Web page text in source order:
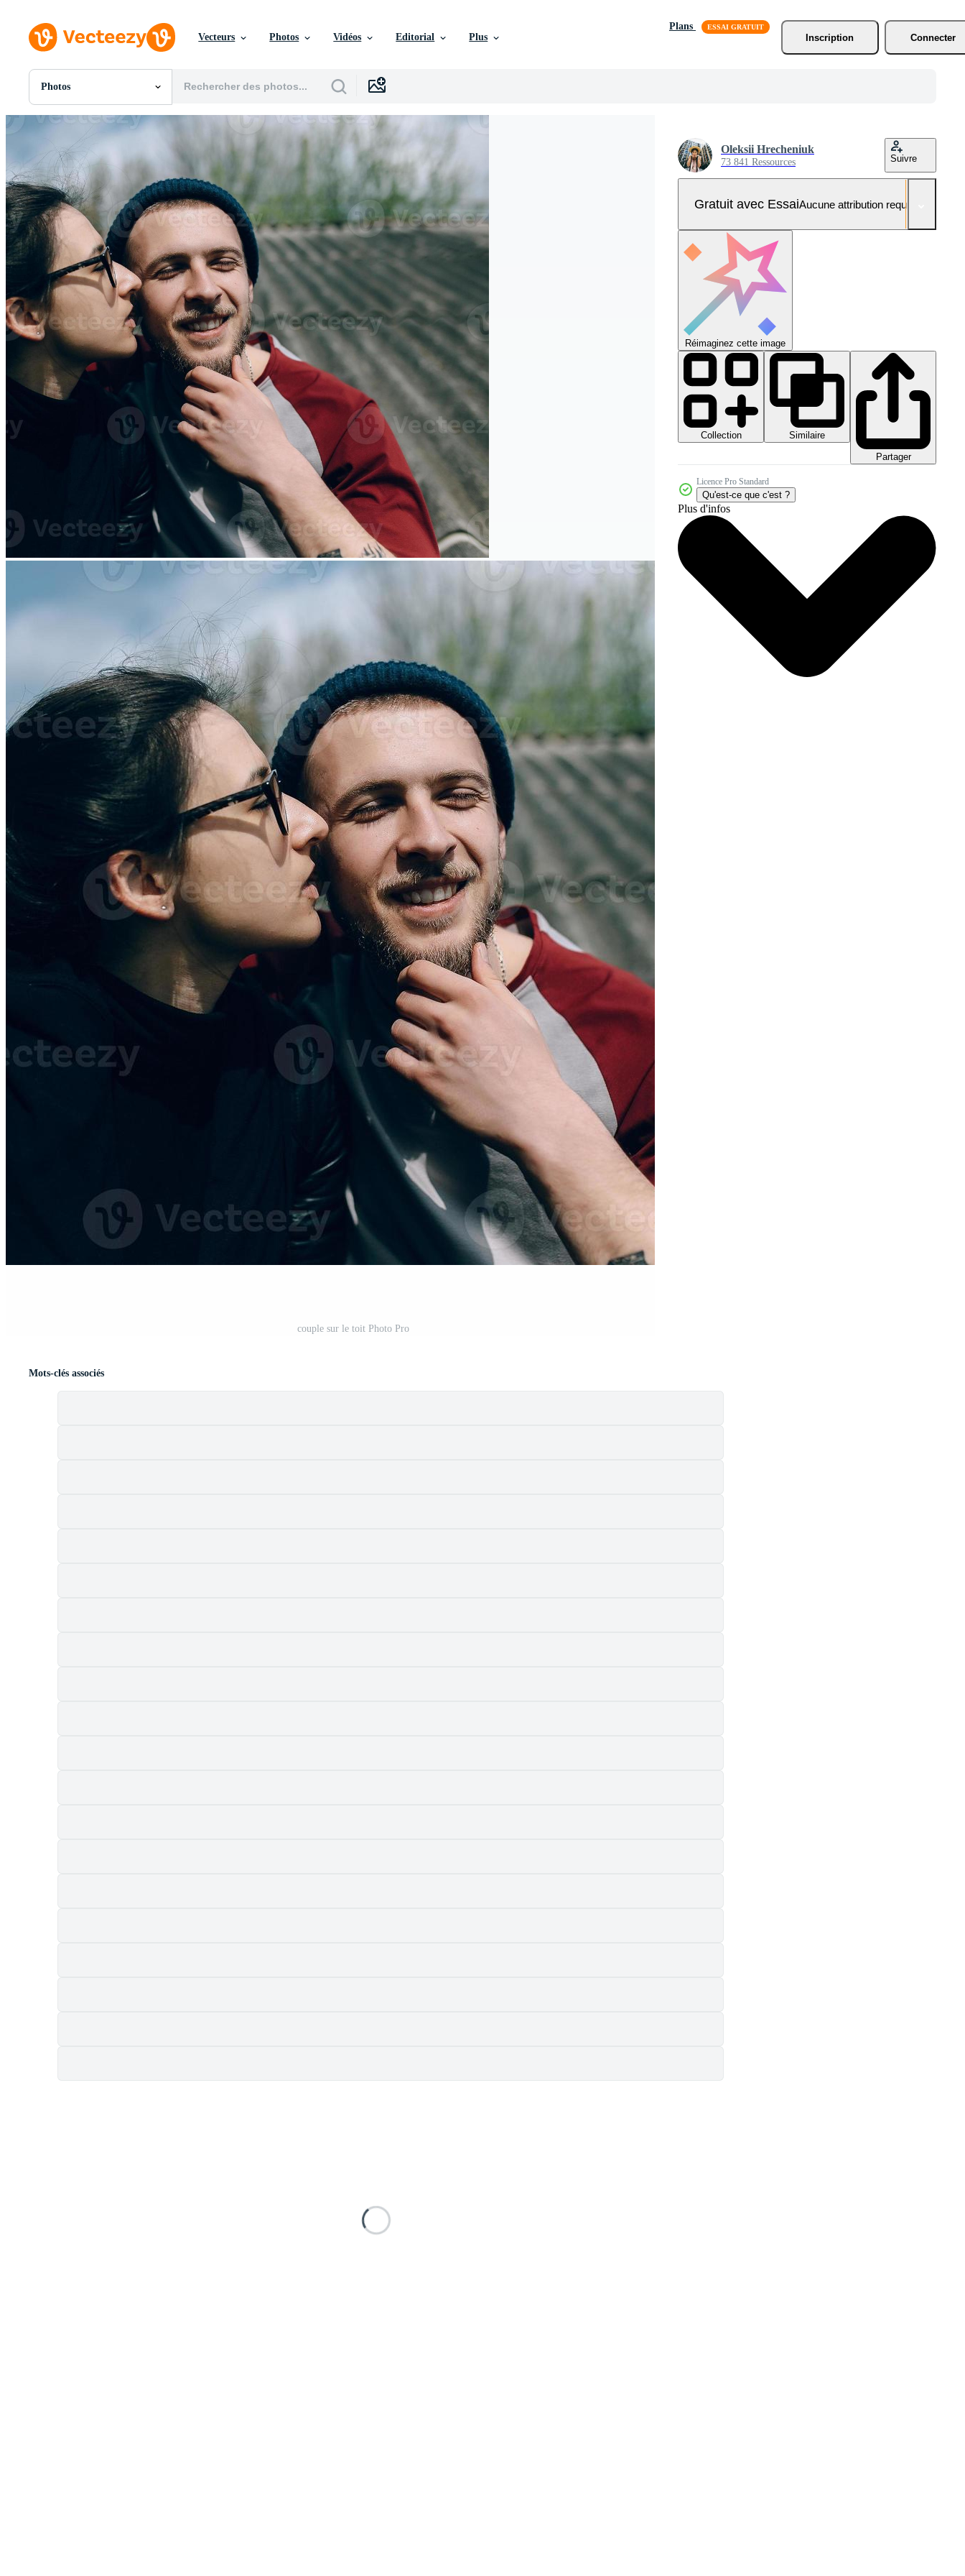
Vecteurs Photos Vidéos Editorial Plus
Plans
Inscription
Connecter
Photos
Toutes Images
Photos
PSDs
SVGs
Modèles
Vecteurs
Vidéos
Motion graphics
Images Éditoriales
Événements Éditoriaux
couple sur le toit Photo Pro
Oleksii Hrecheniuk
73 841 Ressources Suivre
Gratuit avec EssaiAucune attribution requise
Réimaginez cette image
Collection
Similaire
Partager
Licence Pro Standard
Qu'est-ce que c'est ?
Plus d'infos
Mots-clés associés